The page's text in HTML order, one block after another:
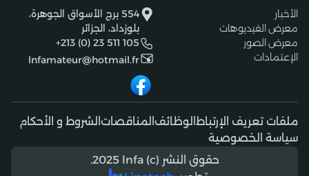
الأخبار
معرض الفيديوهات
معرض الصور
الإعتمادات
554 برج الأسواق الجوهرة،
بلوزداد، الجزائر
+213 (0) 23 511 105
lnfamateur@hotmail.fr
ملفات تعريف الإرتباط الوظائف المناقصات الشروط و الأحكام
سياسة الخصوصية
حقوق النشر (c) 2025 lnfa.